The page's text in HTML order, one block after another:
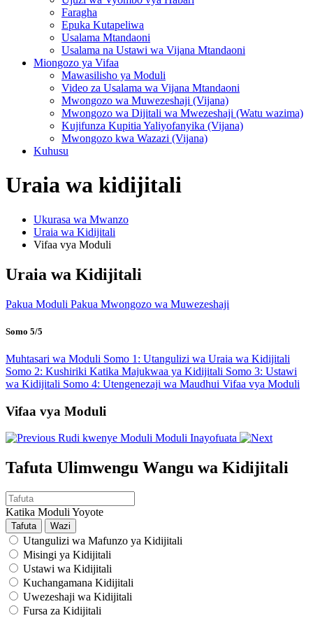
Faragha
Epuka Kutapeliwa
Usalama Mtandaoni
Usalama na Ustawi wa Vijana Mtandaoni
Miongozo ya Vifaa
Mawasilisho ya Moduli
Video za Usalama wa Vijana Mtandaoni
Mwongozo wa Muwezeshaji (Vijana)
Mwongozo wa Dijitali wa Mwezeshaji (Watu wazima)
Kujifunza Kupitia Yaliyofanyika (Vijana)
Mwongozo kwa Wazazi (Vijana)
Kuhusu
Uraia wa kidijitali
Ukurasa wa Mwanzo
Uraia wa Kidijitali
Vifaa vya Moduli
Uraia wa Kidijitali
Pakua Moduli Pakua Mwongozo wa Muwezeshaji
Somo 5/5
Muhtasari wa Moduli Somo 1: Utangulizi wa Uraia wa Kidijitali
Somo 2: Kushiriki Katika Majukwaa ya Kidijitali Somo 3: Ustawi
wa Kidijitali Somo 4: Utengenezaji wa Maudhui Vifaa vya Moduli
Vifaa vya Moduli
Rudi kwenye Moduli Moduli Inayofuata
Tafuta Ulimwengu Wangu wa Kidijitali
​Katika Moduli Yoyote
Utangulizi wa Mafunzo ya Kidijitali
Misingi ya Kidijitali
Ustawi wa Kidijitali
Kuchangamana Kidijitali
Uwezeshaji wa Kidijitali
Fursa za Kidijitali